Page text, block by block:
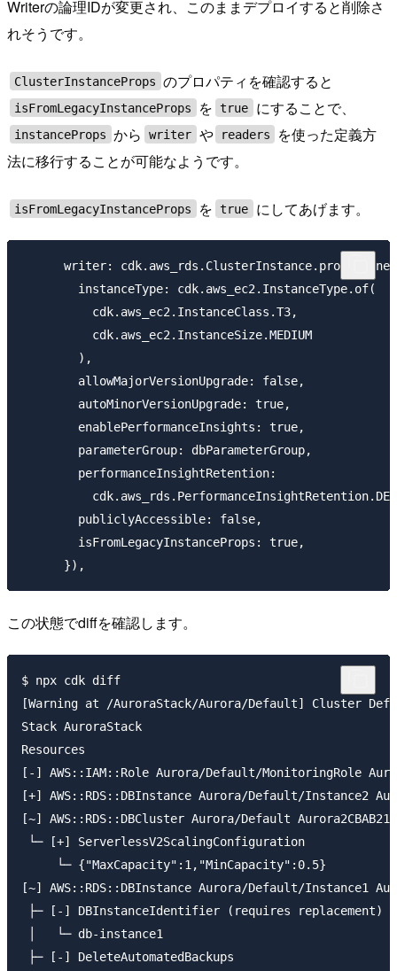
Writerの論理IDが変更され、このままデプロイすると削除さ
れそうです。
ClusterInstanceProps のプロパティを確認すると
isFromLegacyInstanceProps を true にすることで、
instanceProps から writer や readers
を使った定義方
法に移行することが可能なようです。
isFromLegacyInstanceProps を true にしてあげます。
writer:
        instanceType: cdk.aws_ec2.InstanceType.of(
          cdk.aws_ec2.InstanceClass.T3,
          cdk.aws_ec2.InstanceSize.MEDIUM
        ),
        allowMajorVersionUpgrade: false,
        autoMinorVersionUpgrade: true,
        enablePerformanceInsights: true,
        parameterGroup: dbParameterGroup,
        performanceInsightRetention:
        publiclyAccessible: false,
        isFromLegacyInstanceProps: true,
この状態でdiffを確認します。
$ npx cdk diff
[Warning at /AuroraStack/Aurora/Default] Cluster
Stack AuroraStack
Resources
[-] AWS::IAM::Role Aurora/Default/MonitoringRole
[+] AWS::RDS::DBInstance Aurora/Default/Instance2
[~] AWS::RDS::DBCluster Aurora/Default Aurora2CBAB212
└─ [+] ServerlessV2ScalingConfiguration
     └─ {"MaxCapacity":1,"MinCapacity":0.5}
[~] AWS::RDS::DBInstance Aurora/Default/Instance1
├─ [-] DBInstanceIdentifier (requires replacement)
│   └─ db-instance1
├─ [-] DeleteAutomatedBackups